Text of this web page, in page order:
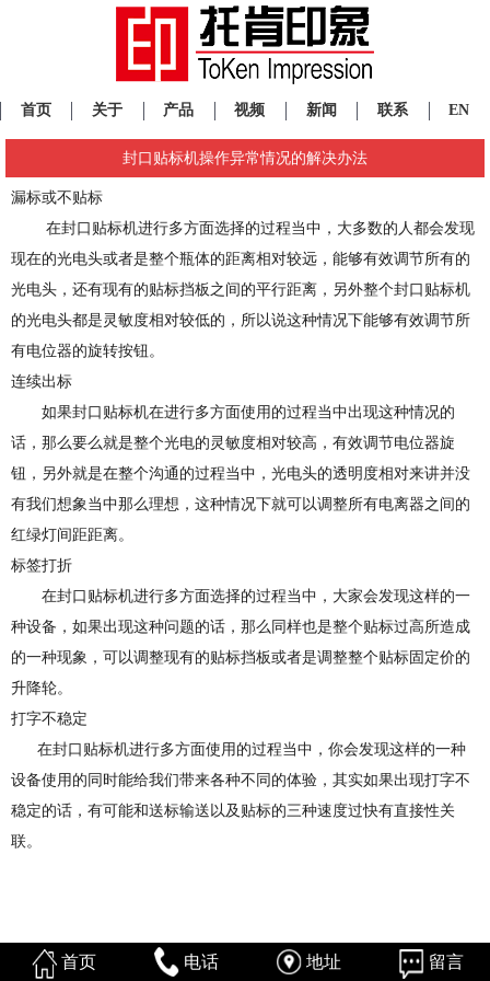
首页 关于 产品 视频 新闻 联系 EN
封口贴标机操作异常情况的解决办法
漏标或不贴标
在封口贴标机进行多方面选择的过程当中，大多数的人都会发现
现在的光电头或者是整个瓶体的距离相对较远，能够有效调节所有的
光电头，还有现有的贴标挡板之间的平行距离，另外整个封口贴标机
的光电头都是灵敏度相对较低的，所以说这种情况下能够有效调节所
有电位器的旋转按钮。
连续出标
如果封口贴标机在进行多方面使用的过程当中出现这种情况的
话，那么要么就是整个光电的灵敏度相对较高，有效调节电位器旋
钮，另外就是在整个沟通的过程当中，光电头的透明度相对来讲并没
有我们想象当中那么理想，这种情况下就可以调整所有电离器之间的
红绿灯间距距离。
标签打折
在封口贴标机进行多方面选择的过程当中，大家会发现这样的一
种设备，如果出现这种问题的话，那么同样也是整个贴标过高所造成
的一种现象，可以调整现有的贴标挡板或者是调整整个贴标固定价的
升降轮。
打字不稳定
在封口贴标机进行多方面使用的过程当中，你会发现这样的一种
设备使用的同时能给我们带来各种不同的体验，其实如果出现打字不
稳定的话，有可能和送标输送以及贴标的三种速度过快有直接性关
联。
首页 电话 地址 留言